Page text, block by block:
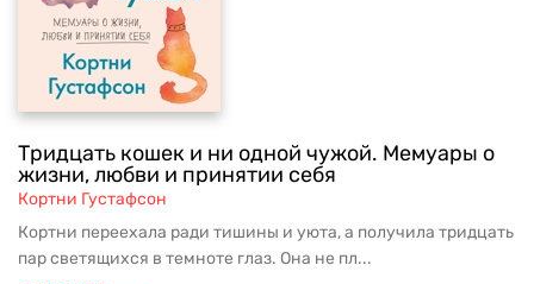
Тридцать кошек и ни одной чужой. Мемуары о
жизни, любви и принятии себя
Кортни Густафсон
Кортни переехала ради тишины и уюта, а получила тридцать
пар светящихся в темноте глаз. Она не пл...